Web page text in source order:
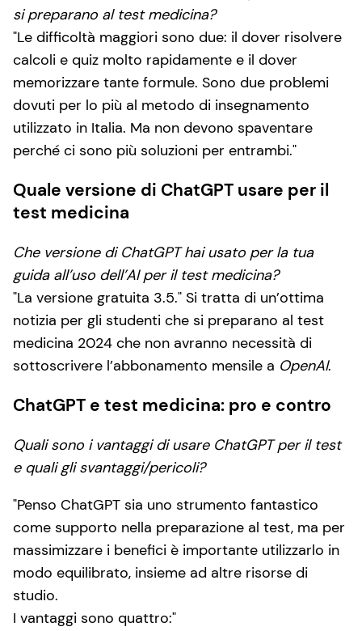
si preparano al test medicina?
Le difficoltà maggiori sono due: il dover risolvere
calcoli e quiz molto rapidamente e il dover
memorizzare tante formule. Sono due problemi
dovuti per lo più al metodo di insegnamento
utilizzato in Italia. Ma non devono spaventare
perché ci sono più soluzioni per entrambi.
Quale versione di ChatGPT usare per il
test medicina
Che versione di ChatGPT hai usato per la tua
guida all’uso dell’AI per il test medicina?
La versione gratuita 3.5. Si tratta di un’ottima
notizia per gli studenti che si preparano al test
medicina 2024 che non avranno necessità di
sottoscrivere l’abbonamento mensile a OpenAI.
ChatGPT e test medicina: pro e contro
Quali sono i vantaggi di usare ChatGPT per il test
e quali gli svantaggi/pericoli?
Penso ChatGPT sia uno strumento fantastico
come supporto nella preparazione al test, ma per
massimizzare i benefici è importante utilizzarlo in
modo equilibrato, insieme ad altre risorse di
studio.
I vantaggi sono quattro: